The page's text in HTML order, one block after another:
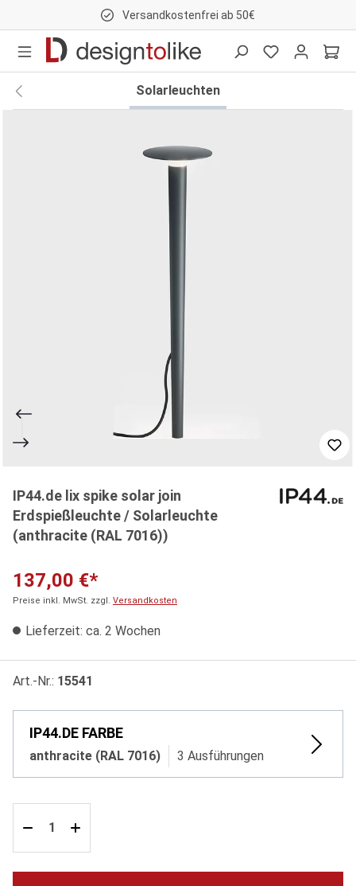
Versandkostenfrei ab 50€
Solarleuchten
IP44.de lix spike solar join
Erdspießleuchte / Solarleuchte
(anthracite (RAL 7016))
137,00 €*
Preise inkl. MwSt. zzgl. Versandkosten
Lieferzeit: ca. 2 Wochen
Art.-Nr.: 15541
IP44.DE FARBE
anthracite (RAL 7016) 3 Ausführungen